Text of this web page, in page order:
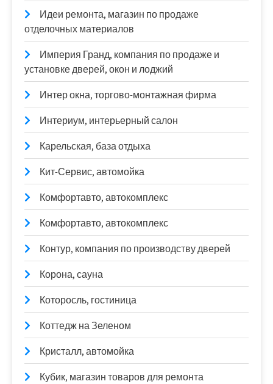
Идеи ремонта, магазин по продаже
отделочных материалов
Империя Гранд, компания по продаже и
установке дверей, окон и лоджий
Интер окна, торгово-монтажная фирма
Интериум, интерьерный салон
Карельская, база отдыха
Кит-Сервис, автомойка
Комфортавто, автокомплекс
Комфортавто, автокомплекс
Контур, компания по производству дверей
Корона, сауна
Которосль, гостиница
Коттедж на Зеленом
Кристалл, автомойка
Кубик, магазин товаров для ремонта